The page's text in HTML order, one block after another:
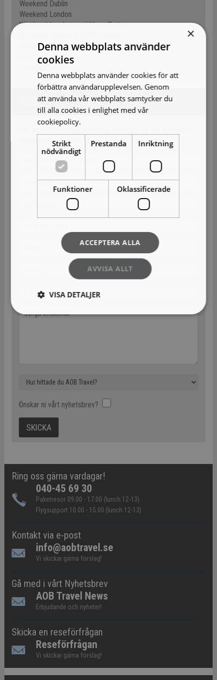
Weekend Dublin
Weekend London
Weekend London med Harry Potter
Weekend Marrakech
Weekend New York
RESEFÖRFRÅGAN
till att AOB Travel AB behandlar dessa uppgifter.
Önskar ni vårt nyhetsbrev?
Ring oss gärna vardagar!
040-45 69 30
Paketresor 09.00 - 17.00 (lunch 12-13)
Flygsupport 10.00 - 15.00 (lunch 12-13)
Kontakt via e-post
info@aobtravel.se
Vi skickar gärna förslag!
Gå med i vårt Nyhetsbrev
AOB Travel News
Erbjudande och nyheter!
Skicka en reseförfrågan
Reseförfrågan
Vi skickar gärna förslag!
×
Denna webbplats använder
cookies
Denna webbplats använder cookies för att
förbättra användarupplevelsen. Genom
att använda vår webbplats samtycker du
till alla cookies i enlighet med vår
cookiepolicy.
Strikt
nödvändigt
Prestanda Inriktning
Funktioner Oklassificerade
ACCEPTERA ALLA
AVVISA ALLT
VISA DETALJER